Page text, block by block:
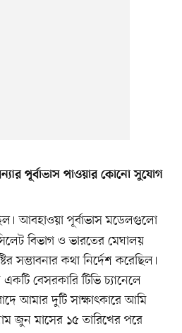
পূর্বাভাস পাওয়ার কোনো সুযোগ
আবহাওয়া পূর্বাভাস মডেলগুলো
বিভাগ ও ভারতের মেঘালয়
সম্ভাবনার কথা নির্দেশ করেছিল।
বেসরকারি টিভি চ্যানেলে
আমার দুটি সাক্ষাৎকারে আমি
জুন মাসের ১৫ তারিখের পরে